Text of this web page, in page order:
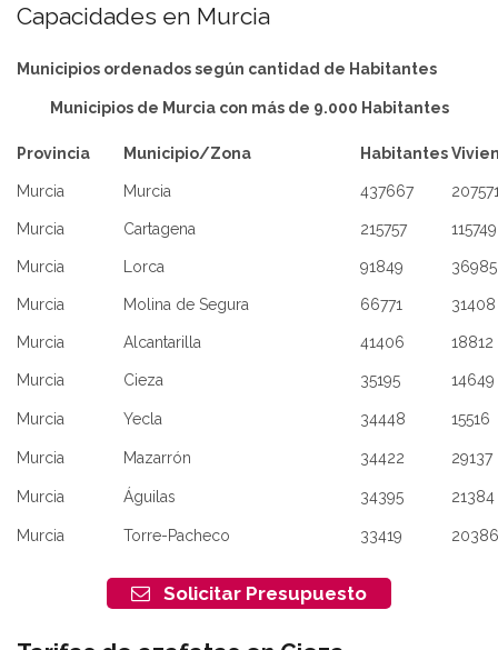
Capacidades en Murcia
Municipios ordenados según cantidad de Habitantes
Municipios de Murcia con más de 9.000 Habitantes
Provincia Municipio/Zona Habitantes
Murcia Murcia 437667
Murcia Cartagena 215757 115749
Murcia Lorca 91849 36985
Murcia Molina de Segura 66771 31408
Murcia Alcantarilla 41406 18812
Murcia Cieza 35195 14649
Murcia Yecla 34448 15516
Murcia Mazarrón 34422 29137
Murcia Águilas 34395 21384
Murcia Torre-Pacheco 33419 20386
Solicitar Presupuesto